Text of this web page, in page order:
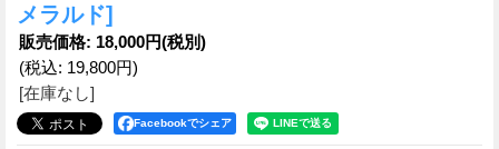
メラルド]
販売価格: 18,000円(税別)
(税込: 19,800円)
[在庫なし]
Facebookでシェア